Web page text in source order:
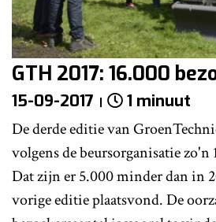
GTH 2017: 16.000
15-09-2017 1 minuut
De derde editie van
volgens de beursorganisatie zo'n
Dat zijn er 5.000 minder dan in
vorige editie plaatsvond. De